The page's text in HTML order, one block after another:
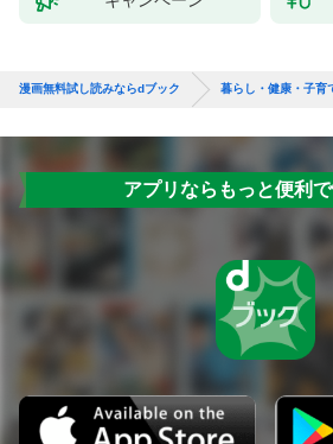
漫画無料試し読みならdブック 暮らし・健康・子育
アプリならもっと便利で